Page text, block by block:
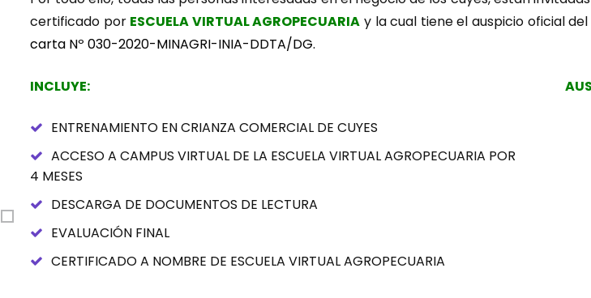
certificado por ESCUELA VIRTUAL AGROPECUARIA y la cual tiene el auspicio oficial del
carta Nº 030-2020-MINAGRI-INIA-DDTA/DG.
INCLUYE:
ENTRENAMIENTO EN CRIANZA COMERCIAL DE CUYES
ACCESO A CAMPUS VIRTUAL DE LA ESCUELA VIRTUAL AGROPECUARIA POR
4 MESES
DESCARGA DE DOCUMENTOS DE LECTURA
EVALUACIÓN FINAL
CERTIFICADO A NOMBRE DE ESCUELA VIRTUAL AGROPECUARIA